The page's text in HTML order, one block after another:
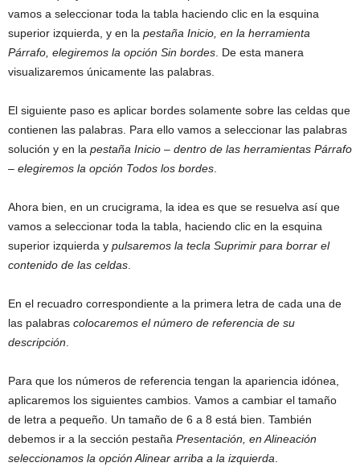
vamos a seleccionar toda la tabla haciendo clic en la esquina
superior izquierda, y en la pestaña Inicio, en la herramienta
Párrafo, elegiremos la opción Sin bordes . De esta manera
visualizaremos únicamente las palabras.
El siguiente paso es aplicar bordes solamente sobre las celdas que
contienen las palabras. Para ello vamos a seleccionar las palabras
solución y en la pestaña Inicio – dentro de las herramientas Párrafo
– elegiremos la opción Todos los bordes
Ahora bien, en un crucigrama, la idea es que se resuelva así que
vamos a seleccionar toda la tabla, haciendo clic en la esquina
superior izquierda y pulsaremos la tecla Suprimir para borrar el
contenido de las celdas
En el recuadro correspondiente a la primera letra de cada una de
las palabras colocaremos el número de referencia de su
descripción
Para que los números de referencia tengan la apariencia idónea,
aplicaremos los siguientes cambios. Vamos a cambiar el tamaño
de letra a pequeño. Un tamaño de 6 a 8 está bien. También
debemos ir a la sección pestaña Presentación, en Alineación
seleccionamos la opción Alinear arriba a la izquierda